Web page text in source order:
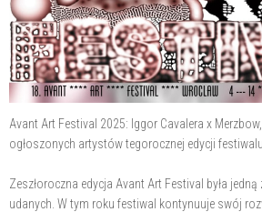
Avant Art Festival 2025: Iggor Cavalera x
ogłoszonych artystów tegorocznej edycji
Zeszłoroczna edycja Avant Art Festival była
udanych. W tym roku festiwal kontynuuje swój